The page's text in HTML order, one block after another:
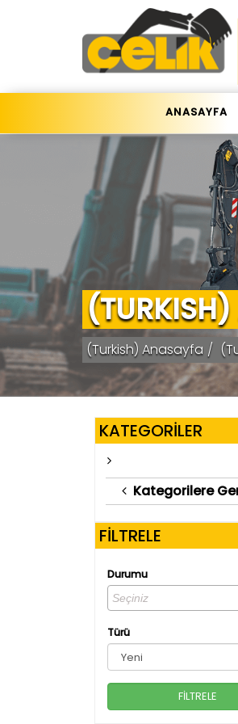
ANASAYFA
(Turkish) Anasayfa
KATEGORİLER
Kategorilere
FİLTRELE
Durumu
Türü